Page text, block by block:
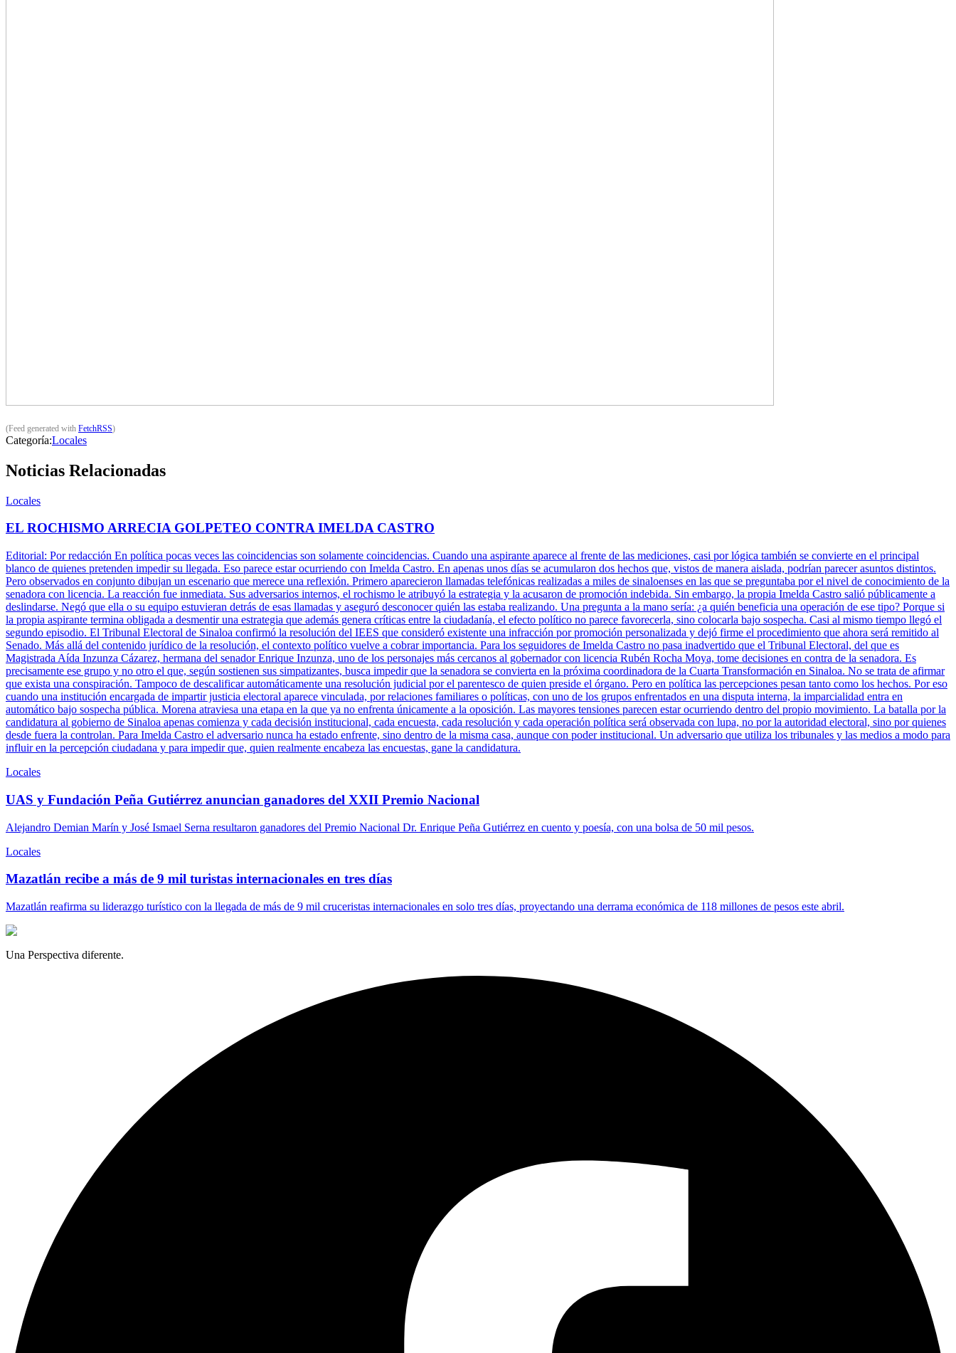
(Feed generated with FetchRSS)
Categoría:Locales
Noticias Relacionadas
Locales
EL ROCHISMO ARRECIA GOLPETEO CONTRA IMELDA CASTRO
Editorial: Por redacción En política pocas veces las coincidencias son solamente coincidencias. Cuando una aspirante aparece al frente de las mediciones, casi por lógica también se convierte en el principal
blanco de quienes pretenden impedir su llegada. Eso parece estar ocurriendo con Imelda Castro. En apenas unos días se acumularon dos hechos que, vistos de manera aislada, podrían parecer asuntos distintos.
Pero observados en conjunto dibujan un escenario que merece una reflexión. Primero aparecieron llamadas telefónicas realizadas a miles de sinaloenses en las que se preguntaba por el nivel de conocimiento de la
senadora con licencia. La reacción fue inmediata. Sus adversarios internos, el rochismo le atribuyó la estrategia y la acusaron de promoción indebida. Sin embargo, la propia Imelda Castro salió públicamente a
deslindarse. Negó que ella o su equipo estuvieran detrás de esas llamadas y aseguró desconocer quién las estaba realizando. Una pregunta a la mano sería: ¿a quién beneficia una operación de ese tipo? Porque si
la propia aspirante termina obligada a desmentir una estrategia que además genera críticas entre la ciudadanía, el efecto político no parece favorecerla, sino colocarla bajo sospecha. Casi al mismo tiempo llegó el
segundo episodio. El Tribunal Electoral de Sinaloa confirmó la resolución del IEES que consideró existente una infracción por promoción personalizada y dejó firme el procedimiento que ahora será remitido al
Senado. Más allá del contenido jurídico de la resolución, el contexto político vuelve a cobrar importancia. Para los seguidores de Imelda Castro no pasa inadvertido que el Tribunal Electoral, del que es
Magistrada Aída Inzunza Cázarez, hermana del senador Enrique Inzunza, uno de los personajes más cercanos al gobernador con licencia Rubén Rocha Moya, tome decisiones en contra de la senadora. Es
precisamente ese grupo y no otro el que, según sostienen sus simpatizantes, busca impedir que la senadora se convierta en la próxima coordinadora de la Cuarta Transformación en Sinaloa. No se trata de afirmar
que exista una conspiración. Tampoco de descalificar automáticamente una resolución judicial por el parentesco de quien preside el órgano. Pero en política las percepciones pesan tanto como los hechos. Por eso
cuando una institución encargada de impartir justicia electoral aparece vinculada, por relaciones familiares o políticas, con uno de los grupos enfrentados en una disputa interna, la imparcialidad entra en
automático bajo sospecha pública. Morena atraviesa una etapa en la que ya no enfrenta únicamente a la oposición. Las mayores tensiones parecen estar ocurriendo dentro del propio movimiento. La batalla por la
candidatura al gobierno de Sinaloa apenas comienza y cada decisión institucional, cada encuesta, cada resolución y cada operación política será observada con lupa, no por la autoridad electoral, sino por quienes
desde fuera la controlan. Para Imelda Castro el adversario nunca ha estado enfrente, sino dentro de la misma casa, aunque con poder institucional. Un adversario que utiliza los tribunales y las medios a modo para
influir en la percepción ciudadana y para impedir que, quien realmente encabeza las encuestas, gane la candidatura.
Locales
UAS y Fundación Peña Gutiérrez anuncian ganadores del XXII Premio Nacional
Alejandro Demian Marín y José Ismael Serna resultaron ganadores del Premio Nacional Dr. Enrique Peña Gutiérrez en cuento y poesía, con una bolsa de 50 mil pesos.
Locales
Mazatlán recibe a más de 9 mil turistas internacionales en tres días
Mazatlán reafirma su liderazgo turístico con la llegada de más de 9 mil cruceristas internacionales en solo tres días, proyectando una derrama económica de 118 millones de pesos este abril.
Una Perspectiva diferente.